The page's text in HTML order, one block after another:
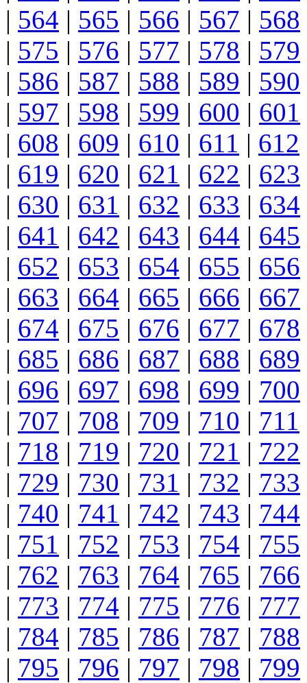
| 564 | 565 | 566 | 567 | 568
| 575 | 576 | 577 | 578 | 579
| 586 | 587 | 588 | 589 | 590
| 597 | 598 | 599 | 600 | 601
| 608 | 609 | 610 | 611 | 612
| 619 | 620 | 621 | 622 | 623
| 630 | 631 | 632 | 633 | 634
| 641 | 642 | 643 | 644 | 645
| 652 | 653 | 654 | 655 | 656
| 663 | 664 | 665 | 666 | 667
| 674 | 675 | 676 | 677 | 678
| 685 | 686 | 687 | 688 | 689
| 696 | 697 | 698 | 699 | 700
| 707 | 708 | 709 | 710 | 711
| 718 | 719 | 720 | 721 | 722
| 729 | 730 | 731 | 732 | 733
| 740 | 741 | 742 | 743 | 744
| 751 | 752 | 753 | 754 | 755
| 762 | 763 | 764 | 765 | 766
| 773 | 774 | 775 | 776 | 777
| 784 | 785 | 786 | 787 | 788
| 795 | 796 | 797 | 798 | 799